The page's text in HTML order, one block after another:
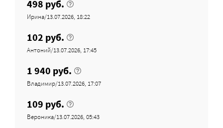
498 руб.
Ирина/13.07.2026, 18:22
102 руб.
Антоний/13.07.2026, 17:45
1 940 руб.
Владимир/13.07.2026, 17:07
109 руб.
Вероника/13.07.2026, 05:43